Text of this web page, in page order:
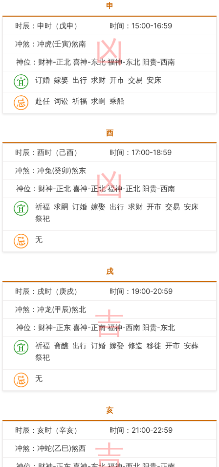
申
凶
时辰：申时（戊申）
时间：15:00-16:59
冲煞：冲虎(壬寅)煞南
神位：财神-正北 喜神-东北 福神-东北 阳贵-西南
订婚 嫁娶 出行 求财 开市 交易 安床
赴任 词讼 祈福 求嗣 乘船
酉
凶
时辰：酉时（己酉）
时间：17:00-18:59
冲煞：冲兔(癸卯)煞东
神位：财神-正北 喜神-正北 福神-正北 阳贵-西南
祈福 求嗣 订婚 嫁娶 出行 求财 开市 交易 安床
祭祀
无
戌
吉
时辰：戌时（庚戌）
时间：19:00-20:59
冲煞：冲龙(甲辰)煞北
神位：财神-正东 喜神-正南 福神-西南 阳贵-东北
祈福 斋醮 出行 订婚 嫁娶 修造 移徙 开市 安葬
祭祀
无
亥
吉
时辰：亥时（辛亥）
时间：21:00-22:59
冲煞：冲蛇(乙巳)煞西